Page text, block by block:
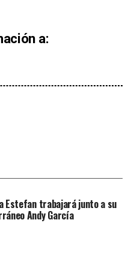
a:
Estefan trabajará junto a su
Andy García